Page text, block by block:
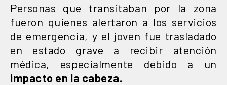
Personas que transitaban por la zona
fueron quienes alertaron a los servicios
de emergencia, y el joven fue trasladado
en estado grave a recibir atención
médica, especialmente debido a un
impacto en la cabeza.